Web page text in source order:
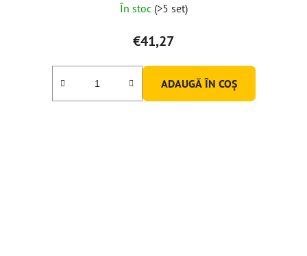
medie
a
produsului
este
5,0
În stoc (>5 set)
€41,27
ADAUGĂ ÎN COŞ